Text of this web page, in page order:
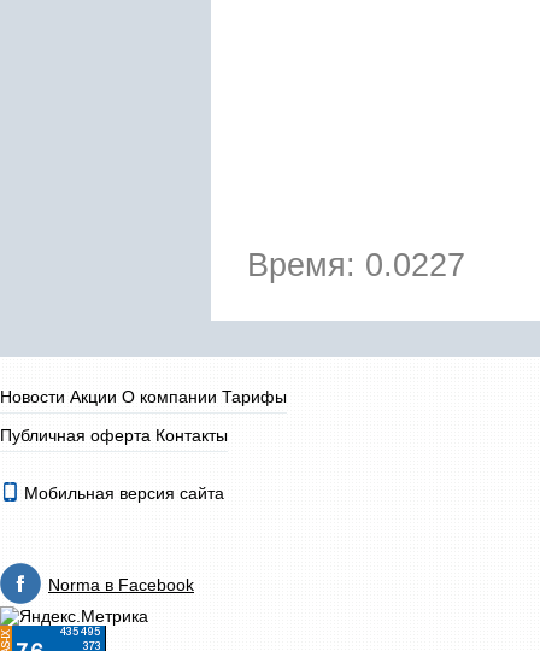
Время: 0.0227
Новости Акции О компании Тарифы
Публичная оферта Контакты
Мобильная версия сайта
Norma в Facebook